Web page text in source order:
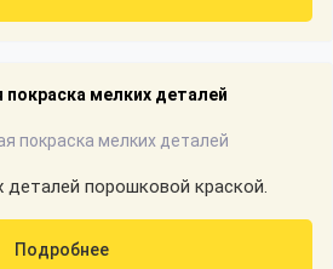
мелких деталей
деталей порошковой краской.
Подробнее